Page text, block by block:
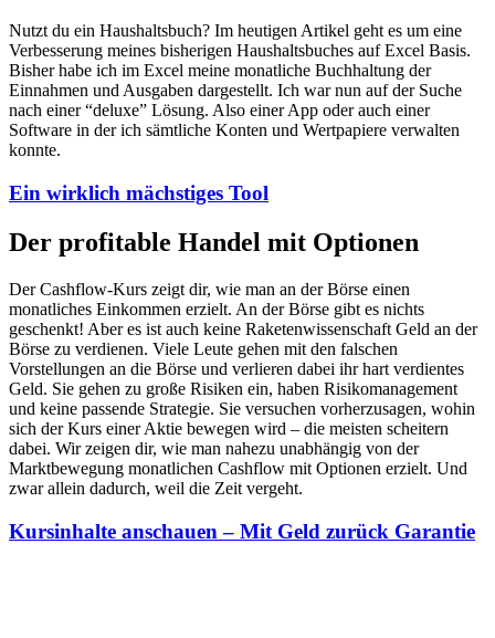
Nutzt du ein Haushaltsbuch? Im heutigen Artikel geht es um eine
Verbesserung meines bisherigen Haushaltsbuches auf Excel Basis.
Bisher habe ich im Excel meine monatliche Buchhaltung der
Einnahmen und Ausgaben dargestellt. Ich war nun auf der Suche
nach einer “deluxe” Lösung. Also einer App oder auch einer
Software in der ich sämtliche Konten und Wertpapiere verwalten
konnte.
Ein wirklich mächstiges Tool
Der profitable Handel mit Optionen
Der Cashflow-Kurs zeigt dir, wie man an der Börse einen
monatliches Einkommen erzielt. An der Börse gibt es nichts
geschenkt! Aber es ist auch keine Raketenwissenschaft Geld an der
Börse zu verdienen. Viele Leute gehen mit den falschen
Vorstellungen an die Börse und verlieren dabei ihr hart verdientes
Geld. Sie gehen zu große Risiken ein, haben Risikomanagement
und keine passende Strategie. Sie versuchen vorherzusagen, wohin
sich der Kurs einer Aktie bewegen wird – die meisten scheitern
dabei. Wir zeigen dir, wie man nahezu unabhängig von der
Marktbewegung monatlichen Cashflow mit Optionen erzielt. Und
zwar allein dadurch, weil die Zeit vergeht.
Kursinhalte anschauen – Mit Geld zurück Garantie